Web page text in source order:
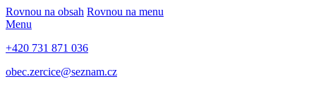
Rovnou na obsah Rovnou na menu
Menu
+420 731 871 036
obec.zercice@seznam.cz